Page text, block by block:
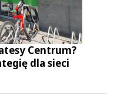
Centrum?
dla sieci